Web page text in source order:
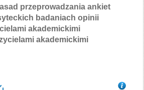
przeprowadzania ankiet
badaniach opinii
akademickimi
akademickimi